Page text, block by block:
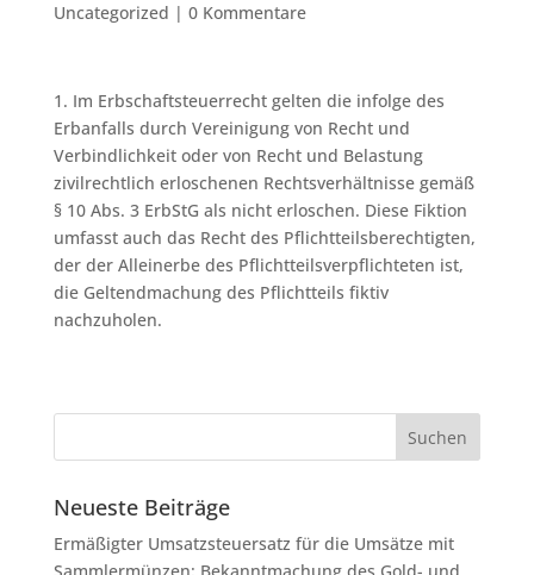
Uncategorized | 0 Kommentare
1. Im Erbschaftsteuerrecht gelten die infolge des
Erbanfalls durch Vereinigung von Recht und
Verbindlichkeit oder von Recht und Belastung
zivilrechtlich erloschenen Rechtsverhältnisse gemäß
§ 10 Abs. 3 ErbStG als nicht erloschen. Diese Fiktion
umfasst auch das Recht des Pflichtteilsberechtigten,
der der Alleinerbe des Pflichtteilsverpflichteten ist,
die Geltendmachung des Pflichtteils fiktiv
nachzuholen.
Neueste Beiträge
Ermäßigter Umsatzsteuersatz für die Umsätze mit